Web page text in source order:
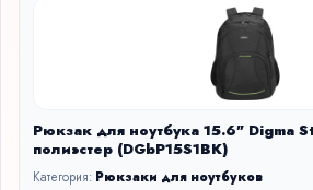
Рюкзак для ноутбука 15.6" Digma
полиэстер (DGbP15S1BK)
Категория: Рюкзаки для ноутбуков